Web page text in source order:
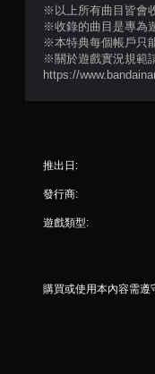
※以上所有曲目皆會
※收錄的曲目是專為
※本特典每個帳戶只
※關於遊戲實況規範
https://
推出日:
發行商:
遊戲類型:
購買或使用本內容需遵